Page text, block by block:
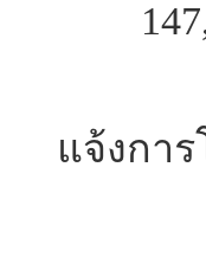
แจ้งการ